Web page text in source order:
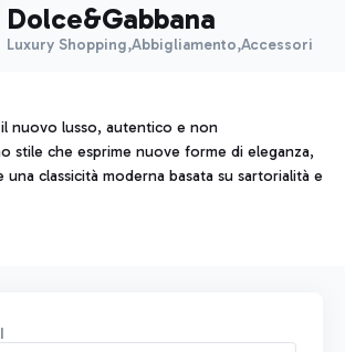
Dolce&Gabbana
Luxury Shopping,Abbigliamento,Accessori
nuovo lusso, autentico e non
stile che esprime nuove forme di eleganza,
classicità moderna basata su sartorialità e